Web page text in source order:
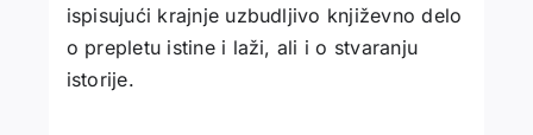
ispisujući krajnje uzbudljivo književno delo
o prepletu istine i laži, ali i o stvaranju
istorije.